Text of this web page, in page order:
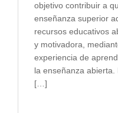
objetivo contribuir a
enseñanza superior
recursos educativos
y motivadora,
experiencia de
la enseñanza
[…]